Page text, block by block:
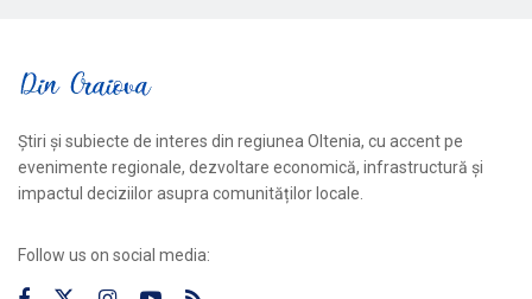
Știri și subiecte de interes din regiunea Oltenia, cu accent pe
evenimente regionale, dezvoltare economică, infrastructură și
impactul deciziilor asupra comunităților locale.
Follow us on social media: